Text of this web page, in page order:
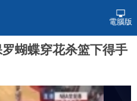
電腦版
蝴蝶穿花杀篮下得手